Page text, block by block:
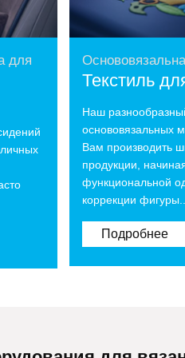
для
Текстиль
Наш
основовязальных
Вам производить
продукции,
функциональной
коррекции фигуры...
Подробнее